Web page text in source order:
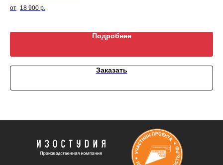
18 900 р.
Подробнее
Заказать